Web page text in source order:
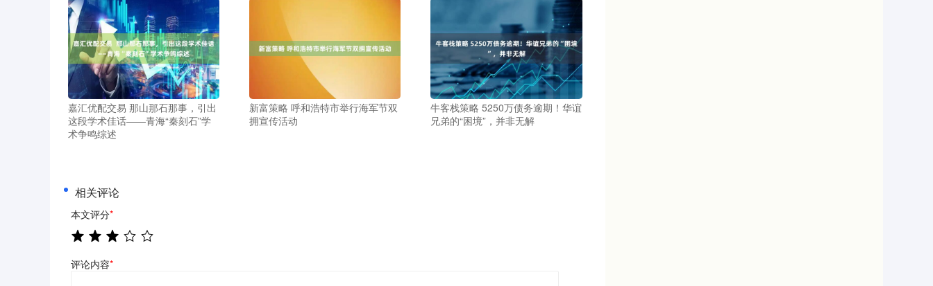
嘉汇优配交易 那山那石那事，引出
这段学术佳话——青海“秦刻石”学
术争鸣综述
新富策略 呼和浩特市举行海军节双
拥宣传活动
牛客栈策略 5250万债务逾期！华谊
兄弟的“困境”，并非无解
相关评论
本文评分*
评论内容*